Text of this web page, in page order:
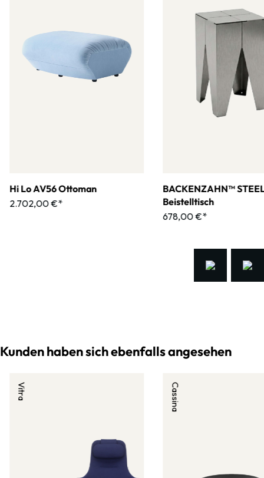
Hi Lo AV56 Ottoman
2.702,00 €*
BACKENZAHN™
Beistelltisch
678,00 €*
Kunden haben sich ebenfalls angesehen
Vitra Cassina